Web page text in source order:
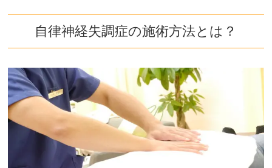
自律神経失調症の施術方法とは？